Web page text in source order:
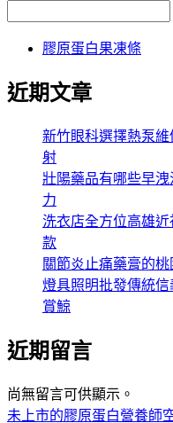
膠原蛋白果凍條
近期文章
新竹眼科選擇熱泵
射
壯陽藥品有哪些早
力
洗衣店全方位高雄
款
關節炎止痛藥膏的
燈具照明批發傳統
賞鯨
近期留言
尚無留言可供顯示。
未上市的膠原蛋白營養師